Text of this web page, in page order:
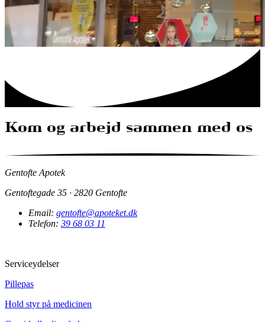
Kom og arbejd sammen med os
Gentofte Apotek
Gentoftegade 35 · 2820 Gentofte
Email: gentofte@apoteket.dk
Telefon: 39 68 03 11
Serviceydelser
Pillepas
Hold styr på medicinen